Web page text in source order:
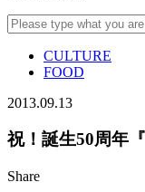
CULTURE
FOOD
2013.09.13
祝！誕生50周年
Share